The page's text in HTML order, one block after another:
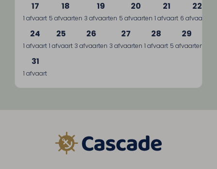
17
1 afvaart
18
5 afvaarten
19
3 afvaarten
20
5 afvaarten
21
1 afvaart
22
6 afvaarten
24
1 afvaart
25
1 afvaart
26
3 afvaarten
27
3 afvaarten
28
1 afvaart
29
5 afvaarten
31
1 afvaart